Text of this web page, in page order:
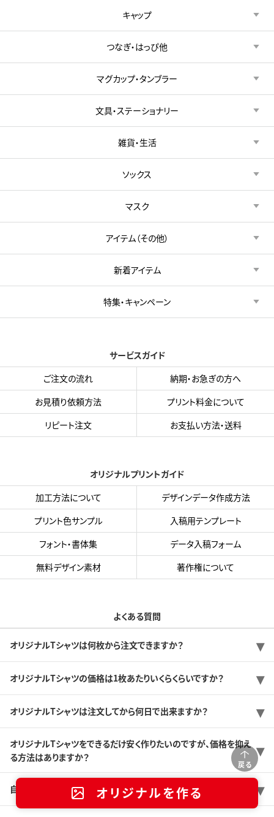
戻る
オリジナルを作る
キャップ
つなぎ・はっぴ他
マグカップ・タンブラー
文具・ステーショナリー
雑貨・生活
ソックス
マスク
アイテム（その他）
新着アイテム
特集・キャンペーン
サービスガイド
ご注文の流れ
納期・お急ぎの方へ
お見積り依頼方法
プリント料金について
リピート注文
お支払い方法・送料
オリジナルプリントガイド
加工方法について
デザインデータ作成方法
プリント色サンプル
入稿用テンプレート
フォント・書体集
データ入稿フォーム
無料デザイン素材
著作権について
よくある質問
オリジナルTシャツは何枚から注文できますか？
オリジナルTシャツの価格は1枚あたりいくらくらいですか？
オリジナルTシャツは注文してから何日で出来ますか？
オリジナルTシャツをできるだけ安く作りたいのですが、価格を抑え
る方法はありますか？
自分でデザインできないので、おまかせできますか？